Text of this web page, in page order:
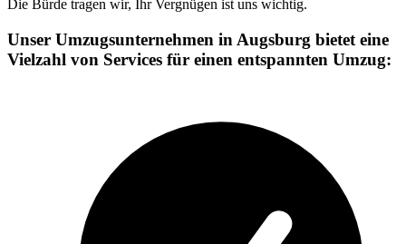
Die Bürde tragen wir, Ihr Vergnügen ist uns wichtig.
Unser Umzugsunternehmen in Augsburg bietet eine
Vielzahl von Services für einen entspannten Umzug: